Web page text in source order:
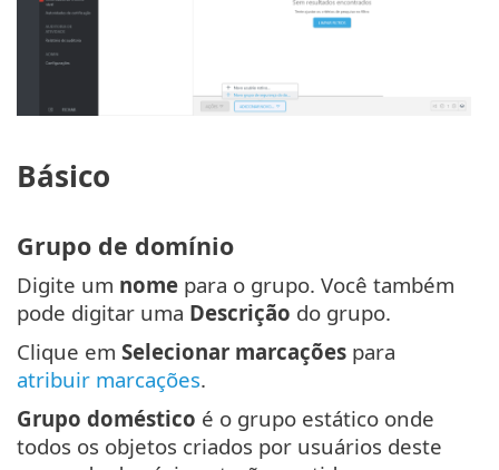
Básico
Grupo de domínio
Digite um nome para o grupo. Você também
pode digitar uma Descrição do grupo.
Clique em Selecionar marcações para
atribuir marcações.
Grupo doméstico é o grupo estático onde
todos os objetos criados por usuários deste